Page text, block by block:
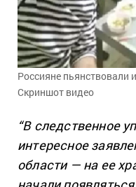
Россияне пьянствовали
Скриншот видео
“В следственное
интересное
области — на ее